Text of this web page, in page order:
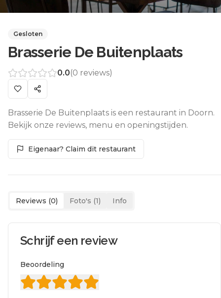
Gesloten
Brasserie De Buitenplaats
0.0(0 reviews)
Brasserie De Buitenplaats is een restaurant in Doorn.
Bekijk onze reviews, menu en openingstijden.
Eigenaar? Claim dit restaurant
Reviews (0) Foto's (1) Info
Schrijf een review
Beoordeling